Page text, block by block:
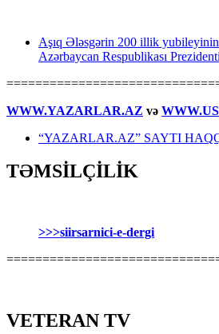
Aşıq Ələsgərin 200 illik yubileyinin
Azərbaycan Respublikası
WWW.YAZARLAR.AZ və
“YAZARLAR.AZ” SAYTI
TƏMSİLÇİLİK
>>>siirsarnici-e-dergi
VETERAN TV